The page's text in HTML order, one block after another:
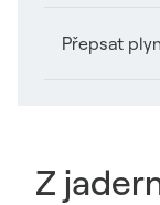
Přepsat plyn
Z